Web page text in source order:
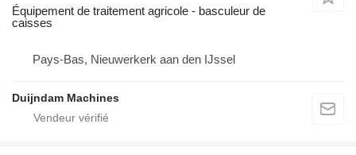
Équipement de traitement agricole - basculeur de
caisses
Pays-Bas, Nieuwerkerk aan den IJssel
Duijndam Machines